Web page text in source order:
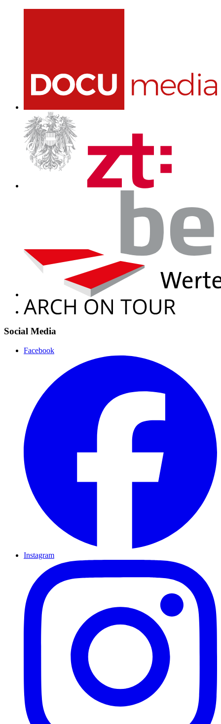
Social Media
Facebook
Instagram